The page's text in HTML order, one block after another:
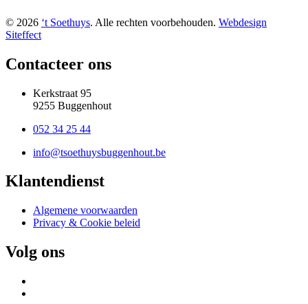
© 2026 ‘t Soethuys. Alle rechten voorbehouden. Webdesign
Siteffect
Contacteer ons
Kerkstraat 95
9255 Buggenhout
052 34 25 44
info@tsoethuysbuggenhout.be
Klantendienst
Algemene voorwaarden
Privacy & Cookie beleid
Volg ons